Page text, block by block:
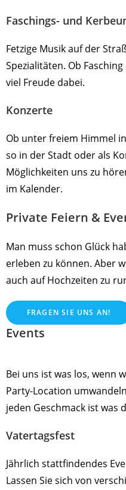
Faschings- und
Fetzige Musik auf der
Spezialitäten. Ob
viel Freude dabei.
Konzerte
Ob unter freiem Himmel
so in der Stadt oder als
Möglichkeiten uns zu
im Kalender.
Private Feiern &
Man muss schon Glück
erleben zu können. Aber
auch auf Hochzeiten zu
FRAGEN SIE UNS AN!
Events
Bei uns ist was los, wenn
Party-Location
jeden Geschmack ist was
Vatertagsfest
Jährlich stattfindendes
Lassen Sie sich von